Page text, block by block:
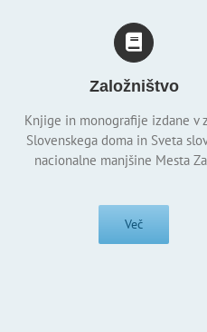
Založništvo
Knjige in monografije izdane v
Slovenskega doma in Sveta
nacionalne manjšine Mesta
Več